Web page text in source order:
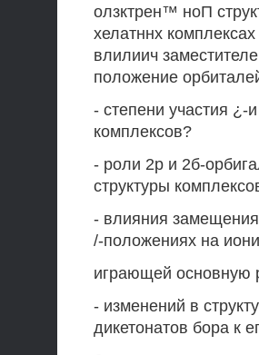
олзктрен™ ноП
хелатннх
влилиич
положение
- степени участия ¿-
комплексов?
- роли 2р и 2б-
структуры
- влияния
/-положениях на
играющей основную
- изменений в
дикетонатов бора к